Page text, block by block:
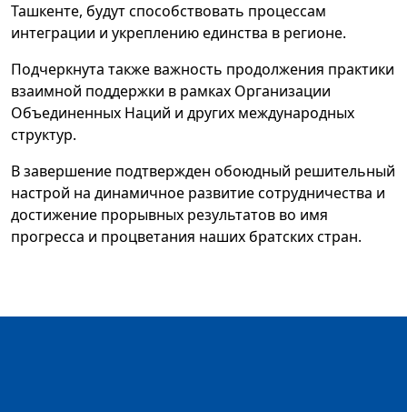
Ташкенте, будут способствовать процессам
интеграции и укреплению единства в регионе.
Подчеркнута также важность продолжения практики
взаимной поддержки в рамках Организации
Объединенных Наций и других международных
структур.
В завершение подтвержден обоюдный решительный
настрой на динамичное развитие сотрудничества и
достижение прорывных результатов во имя
прогресса и процветания наших братских стран.